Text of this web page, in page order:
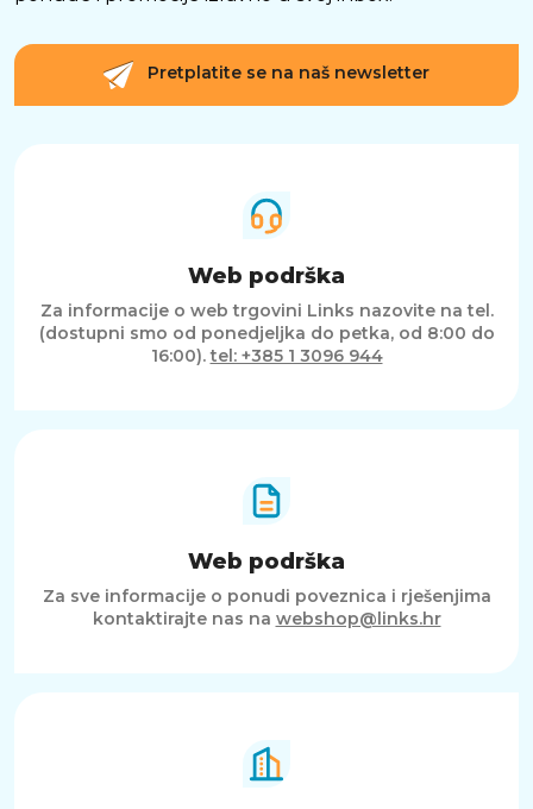
da laptop možeš bez problema nositi u torbi
između posla, doma i sastanaka, bez osjećaja da
vučeš pretežak uređaj.
GB SSD-a, 15,6" IPS FHD zaslonom i Windows 11
Home je uravnotežen prijenosnik za posao i
multitaskingom i praktičnom mobilnošću za
Pretplatite se na naš newsletter
Web podrška
Za informacije o web trgovini Links nazovite na tel.
(dostupni smo od ponedjeljka do petka, od 8:00 do
16:00).tel: +385 1 3096 944
Web podrška
Za sve informacije o ponudi poveznica i rješenjima
kontaktirajte nas na webshop@links.hr